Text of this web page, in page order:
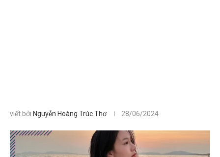
viết bởi Nguyễn Hoàng Trúc Thơ 28/06/2024